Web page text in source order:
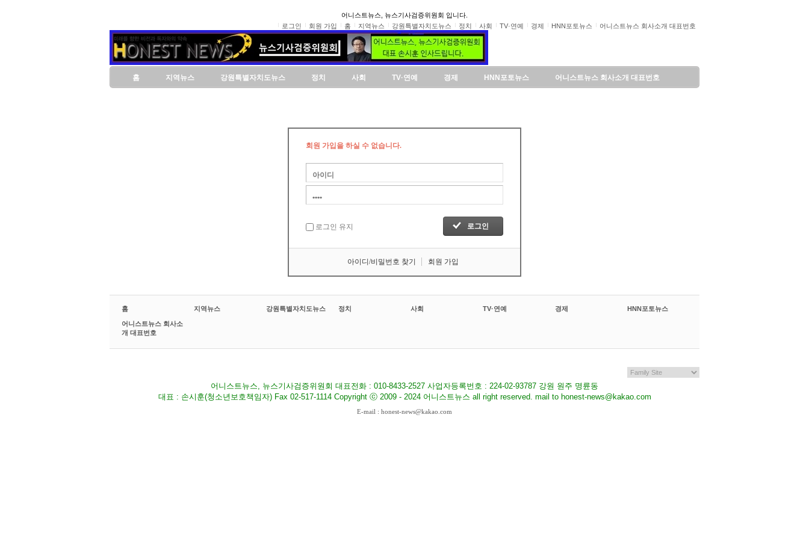
어니스트뉴스, 뉴스기사검증위원회 입니다.
로그인
회원 가입 홈 지역뉴스 강원특별자치도뉴스 정치 사회 TV·연예 경제 HNN포토뉴스 어니스트뉴스 회사소개 대표번호
홈 지역뉴스 강원특별자치도뉴스 정치 사회 TV·연예 경제 HNN포토뉴스 어니스트뉴스 회사소개 대표번호
회원 가입을 하실 수 없습니다.
로그인 유지
아이디/비밀번호 찾기 회원 가입
홈 지역뉴스 강원특별자치도뉴스 정치 사회 TV·연예 경제 HNN포토뉴스
어니스트뉴스 회사소
개 대표번호
어니스트뉴스, 뉴스기사검증위원회 대표전화 : 010-8433-2527 사업자등록번호 : 224-02-93787 강원 원주 명륜동
대표 : 손시훈(청소년보호책임자) Fax 02-517-1114 Copyright ⓒ 2009 - 2024 어니스트뉴스 all right reserved. mail to honest-news@kakao.com
E-mail : honest-news@kakao.com